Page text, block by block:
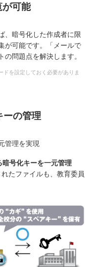
可能
、暗号化した作成者に限
が可能です。「メールで
問題点を解決します。
を設定しておく必要がありま
の管理
管理を実現
暗号化キーを一元管理
たファイルも、教育委員